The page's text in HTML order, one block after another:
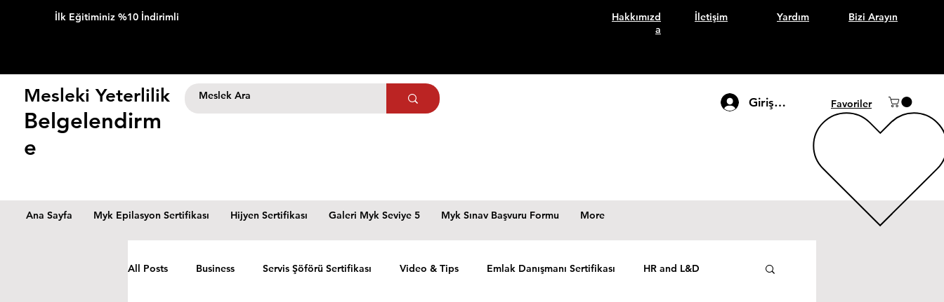
İlk Eğitiminiz %10 İndirimli
Hakkımızd
a
İletişim Yardım Bizi Arayın
Mesleki Yeterlilik
Belgelendirm
e
Giriş Yap Favoriler
Ana Sayfa Myk Epilasyon Sertifikası Hijyen Sertifikası Galeri Myk Seviye 5 Myk Sınav Başvuru Formu More
All Posts Business Servis Şöförü Sertifikası Video & Tips Emlak Danışmanı Sertifikası HR and L&D